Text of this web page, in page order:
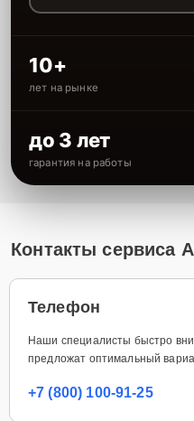
10+
лет на рынке
до 3 лет
гарантия на работы
Контакты сервиса
Телефон
Наши специалисты быстро
предложат оптимальный
+7 (800) 100-91-25